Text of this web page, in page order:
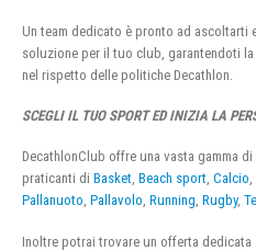
Un team dedicato è pronto ad ascoltarti
soluzione per il tuo club, garantendoti
nel rispetto delle politiche Decathlon.
SCEGLI IL TUO SPORT ED INIZIA LA
DecathlonClub offre una vasta gamma
praticanti di Basket, Beach sport, Calcio,
Pallanuoto, Pallavolo, Running, Rugby,
Inoltre potrai trovare un offerta dedicata